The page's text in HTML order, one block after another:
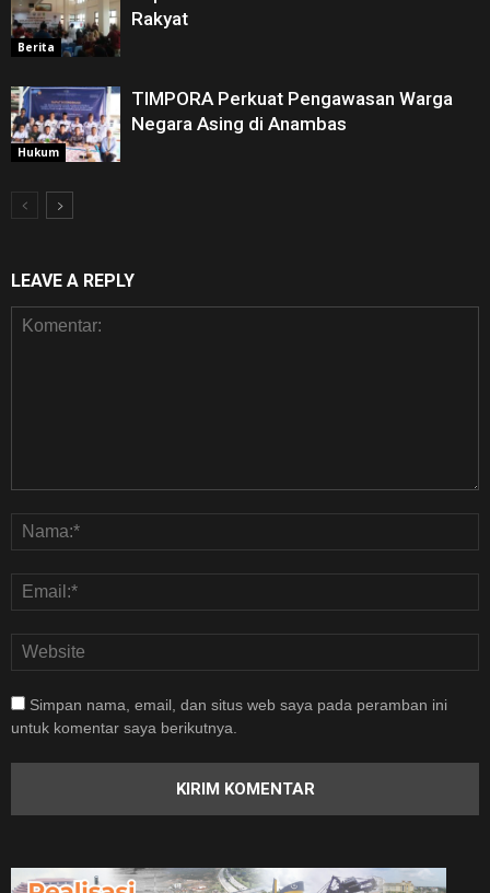
Berita
Rakyat
Hukum
TIMPORA Perkuat Pengawasan Warga
Negara Asing di Anambas ‎
LEAVE A REPLY
Simpan nama, email, dan situs web saya pada peramban ini
untuk komentar saya berikutnya.